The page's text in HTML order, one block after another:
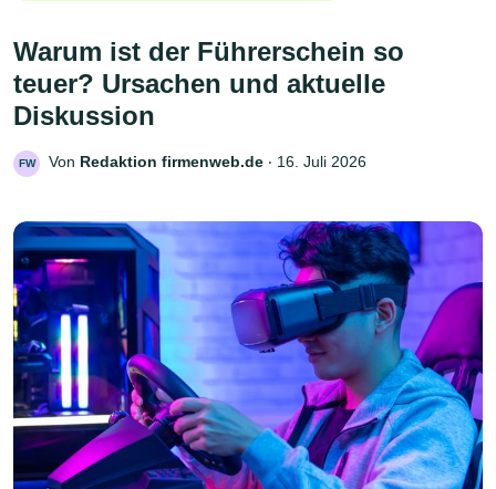
Warum ist der Führerschein so
teuer? Ursachen und aktuelle
Diskussion
FW Von Redaktion firmenweb.de ‧ 16. Juli 2026